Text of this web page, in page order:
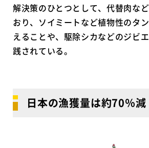
解決策のひとつとして、代替肉な
おり、ソイミートなど植物性のタ
えることや、駆除シカなどのジビ
践されている。
日本の漁獲量は約70％減